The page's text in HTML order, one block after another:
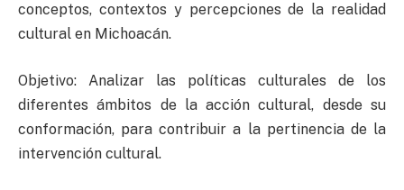
conceptos, contextos y percepciones de la realidad
cultural en Michoacán.
Objetivo: Analizar las políticas culturales de los
diferentes ámbitos de la acción cultural, desde su
conformación, para contribuir a la pertinencia de la
intervención cultural.